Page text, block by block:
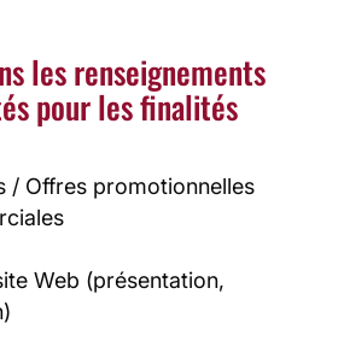
les renseignements
pour les finalités
/ Offres promotionnelles
Web (présentation,